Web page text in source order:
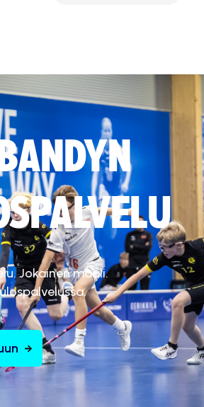
Jokainen maali.